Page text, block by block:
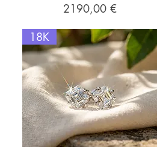
Prezzo
2190,00 €
18K